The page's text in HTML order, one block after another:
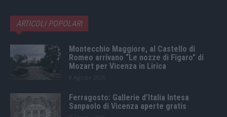
ARTICOLI POPOLARI
Montecchio Maggiore, al Castello di
Romeo arrivano “Le nozze di Figaro” di
Mozart per Vicenza in Lirica
Ferragosto: Gallerie d’Italia Intesa
Sanpaolo di Vicenza aperte gratis